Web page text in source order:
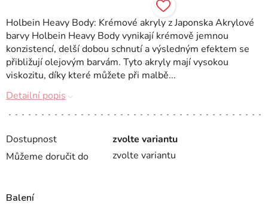
Dostupnost
zvolte variantu
Můžeme doručit do
zvolte variantu
Balení
Holbein Heavy Body: Krémové akryly z Japonska Akrylové
barvy Holbein Heavy Body vynikají krémově jemnou
konzistencí, delší dobou schnutí a výsledným efektem se
přibližují olejovým barvám. Tyto akryly mají vysokou
viskozitu, díky které můžete při malbě...
Detailní popis